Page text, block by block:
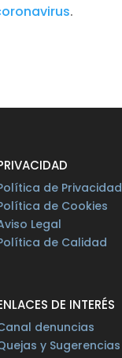
.
de Privacidad
de Cookies
Legal
de Calidad
DE INTERÉS
denuncias
y Sugerencias